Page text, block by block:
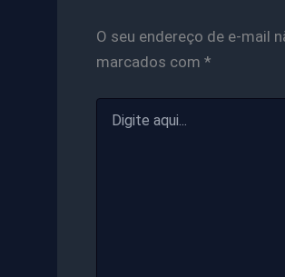
O seu endereço de e-mail
marcados com *
aqui...